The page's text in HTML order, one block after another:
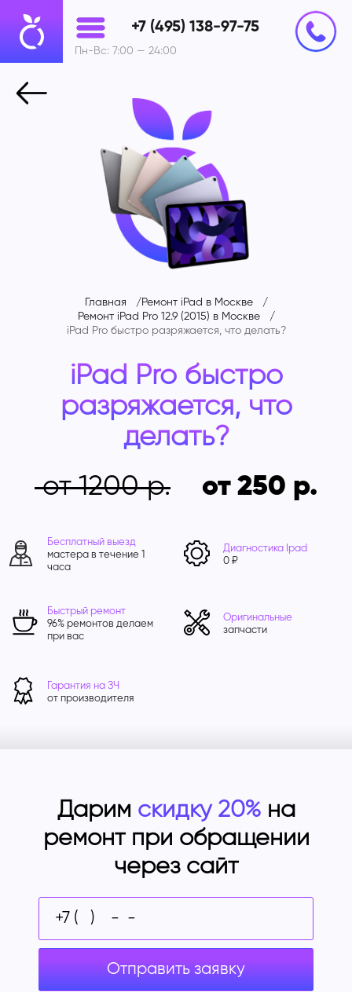
+7 (495) 138-97-75
Пн-Вс: 7:00 — 24:00
Главная
Ремонт iPad в Москве
Ремонт iPad Pro 12.9 (2015) в Москве
iPad Pro быстро разряжается, что делать?
iPad Pro быстро
разряжается, что
делать?
от 1200
от 250
Бесплатный выезд
мастера в течение 1
часа
Диагностика Ipad
0 ₽
Быстрый ремонт
96% ремонтов делаем
при вас
Оригинальные
запчасти
Гарантия на ЗЧ
от производителя
Дарим скидку 20%на
ремонт при обращении
через сайт
Отправить заявку